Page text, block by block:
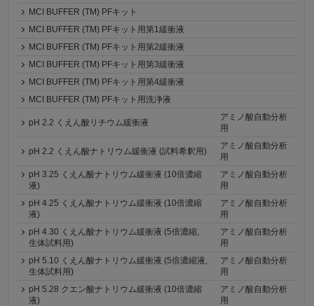
MCI BUFFER (TM) PFキット
MCI BUFFER (TM) PFキット用第1緩衝液
MCI BUFFER (TM) PFキット用第2緩衝液
MCI BUFFER (TM) PFキット用第3緩衝液
MCI BUFFER (TM) PFキット用第4緩衝液
MCI BUFFER (TM) PFキット用洗浄液
pH 2.2 くえん酸リチウム緩衝液
アミノ酸自動分析
用
pH 2.2 くえん酸ナトリウム緩衝液 (試料希釈用)
アミノ酸自動分析
用
pH 3.25 くえん酸ナトリウム緩衝液 (10倍濃縮
液)
アミノ酸自動分析
用
pH 4.25 くえん酸ナトリウム緩衝液 (10倍濃縮
液)
アミノ酸自動分析
用
pH 4.30 くえん酸ナトリウム緩衝液 (5倍濃縮,
生体試料用)
アミノ酸自動分析
用
pH 5.10 くえん酸ナトリウム緩衝液 (5倍濃縮液,
生体試料用)
アミノ酸自動分析
用
pH 5.28 クエン酸ナトリウム緩衝液 (10倍濃縮
液)
アミノ酸自動分析
用